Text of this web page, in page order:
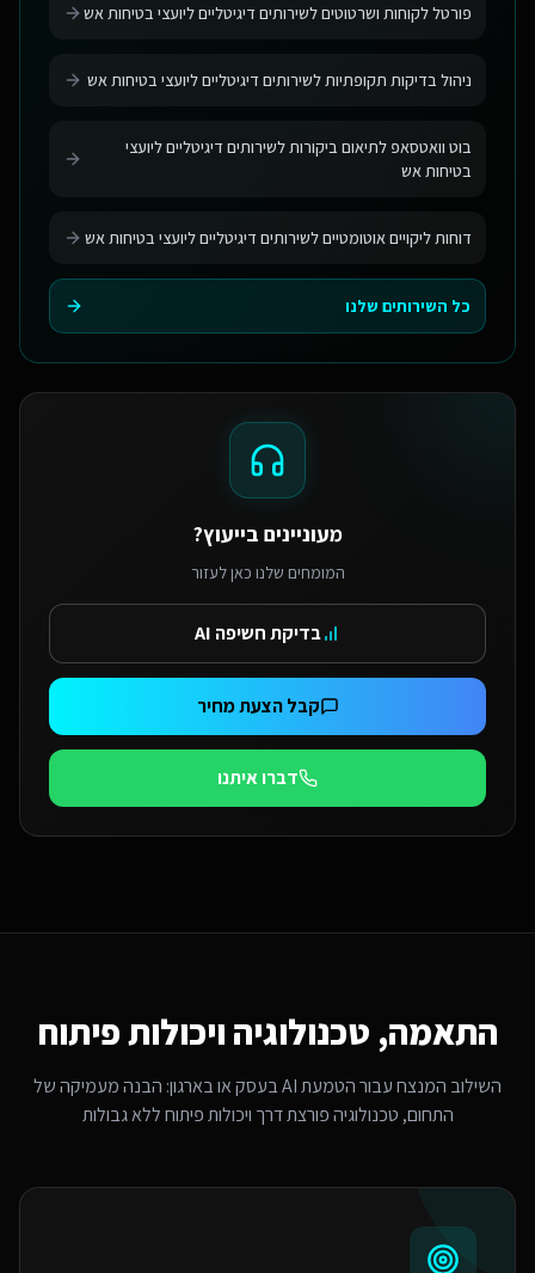
פורטל לקוחות ושרטוטים לשירותים דיגיטליים ליועצי בטיחות אש
ניהול בדיקות תקופתיות לשירותים דיגיטליים ליועצי בטיחות אש
בוט וואטסאפ לתיאום ביקורות לשירותים דיגיטליים ליועצי
בטיחות אש
דוחות ליקויים אוטומטיים לשירותים דיגיטליים ליועצי בטיחות אש
כל השירותים שלנו
מעוניינים בייעוץ?
המומחים שלנו כאן לעזור
בדיקת חשיפה AI
קבל הצעת מחיר
דברו איתנו
התאמה, טכנולוגיה ויכולות פיתוח
השילוב המנצח עבורהטמעת AI בעסק או בארגון
: הבנה מעמיקה של
התחום, טכנולוגיה פורצת דרך ויכולות פיתוח ללא גבולות